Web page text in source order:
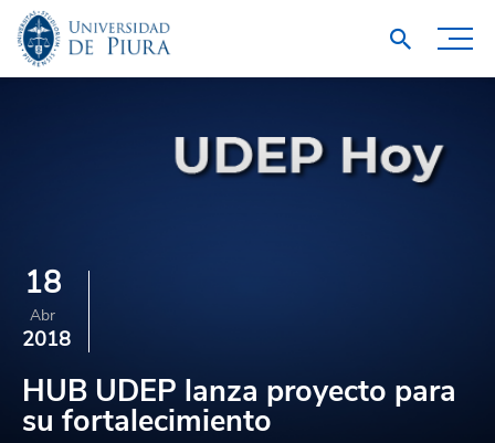
18
Abr
2018
HUB UDEP lanza proyecto para
su fortalecimiento